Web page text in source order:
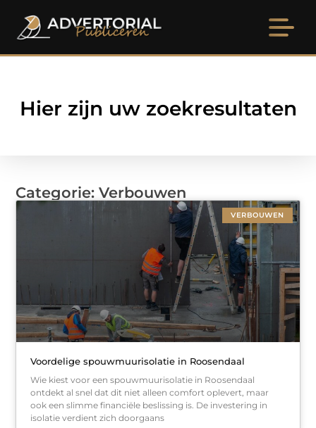
Hier zijn uw zoekresultaten
Categorie: Verbouwen
VERBOUWEN
Voordelige spouwmuurisolatie in Roosendaal
Wie kiest voor een spouwmuurisolatie in Roosendaal
ontdekt al snel dat dit niet alleen comfort oplevert, maar
ook een slimme financiële beslissing is. De investering in
isolatie verdient zich doorgaans